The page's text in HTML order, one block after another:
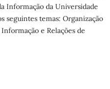
Informação da Universidade
seguintes temas: Organização
e Relações de